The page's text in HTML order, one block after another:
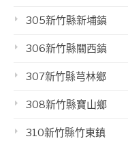
305新竹縣新埔鎮
306新竹縣關西鎮
307新竹縣芎林鄉
308新竹縣寶山鄉
310新竹縣竹東鎮